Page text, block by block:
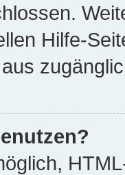
Hilfe-